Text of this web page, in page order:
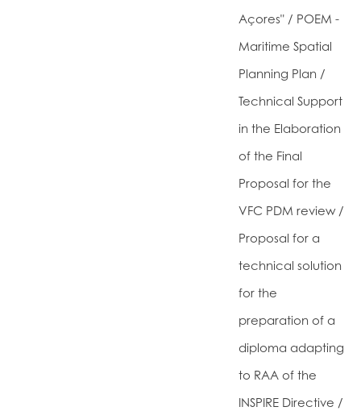
Açores" / POEM -
Maritime Spatial
Planning Plan /
Technical Support
in the Elaboration
of the Final
Proposal for the
VFC PDM review /
Proposal for a
technical solution
for the
preparation of a
diploma adapting
to RAA of the
INSPIRE Directive /